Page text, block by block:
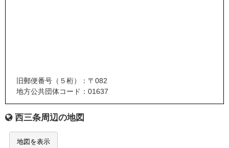
旧郵便番号（５桁）：〒082
地方公共団体コード：01637
西三条周辺の地図
地図を表示